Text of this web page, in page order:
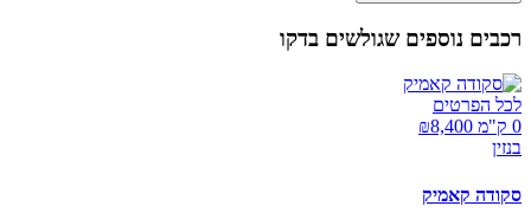
רכבים נוספים שגולשים בדקו
לכל הפרטים
0 ק"מ ₪
8,400
בנזין
סקודה קאמיק